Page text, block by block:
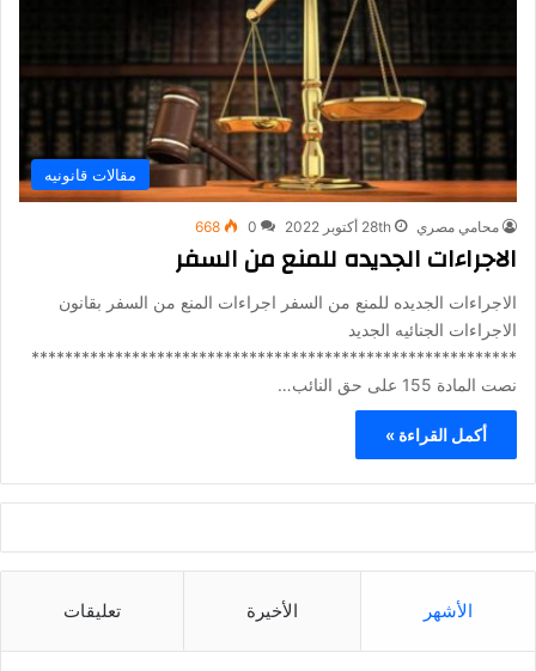
مقالات قانونيه
محامي مصري 28th أكتوبر 2022 0
668
الاجراءات الجديده للمنع من السفر
الاجراءات الجديده للمنع من السفر اجراءات المنع من السفر بقانون
الاجراءات الجنائيه الجديد
**********************************************************
نصت المادة 155 على حق النائب…
أكمل القراءة »
الأشهر الأخيرة تعليقات